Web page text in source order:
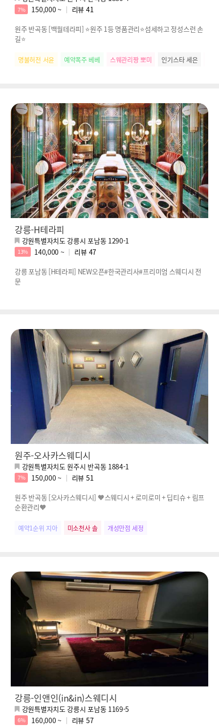
7% 150,000 ~ 리뷰 41
원주 반곡동 [백월테라피] ⭐원주 1등 명품관리⭐섬세하고 정성스런 손
길⭐
명불허전 서윤 예약폭주 베베 스웨관리짱 뽀미 인기스타 세은
강릉-H테라피
강원특별자치도 강릉시 포남동 1290-1
13% 140,000 ~ 리뷰 47
강릉 포남동 [H테라피] NEW오픈#한국관리사#프리미엄 스웨디시 전
문
원주-오사카스웨디시
강원특별자치도 원주시 반곡동 1884-1
7% 150,000 ~ 리뷰 51
원주 반곡동 [오사카스웨디시] 🧡스웨디시 + 로미로미 + 딥티슈 + 림프
순환관리🧡
예약1순위 지아 미소천사 솔 개성만점 세정
강릉-인앤인(in&in)스웨디시
강원특별자치도 강릉시 포남동 1169-5
6% 160,000 ~ 리뷰 57